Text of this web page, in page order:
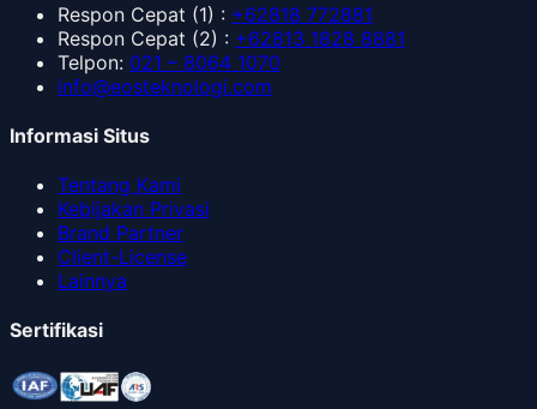
Respon Cepat (1) : +62818 772881
Respon Cepat (2) : +62813 1828 8881
Telpon: 021 – 8064 1070
info@eosteknologi.com
Informasi Situs
Tentang Kami
Kebijakan Privasi
Brand Partner
Client-License
Lainnya
Sertifikasi